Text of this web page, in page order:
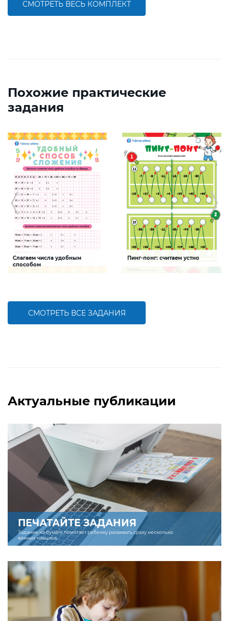
СМОТРЕТЬ ВЕСЬ КОМПЛЕКТ
Похожие практические
задания
Слагаем числа удобным
способом
Пинг-понг: считаем устно
СМОТРЕТЬ ВСЕ ЗАДАНИЯ
Актуальные публикации
ПЕЧАТАЙТЕ ЗАДАНИЯ
Задание на бумаге помогает ребенку развивать сразу несколько
важных навыков.